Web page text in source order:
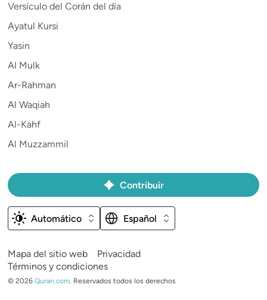
Versículo del Corán del día
Ayatul Kursi
Yasin
Al Mulk
Ar-Rahman
Al Waqiah
Al-Kahf
Al Muzzammil
Mapa del sitio web
Privacidad
Términos y condiciones
© 2026 Quran.com. Reservados todos los derechos
Contribuir
Automático Español